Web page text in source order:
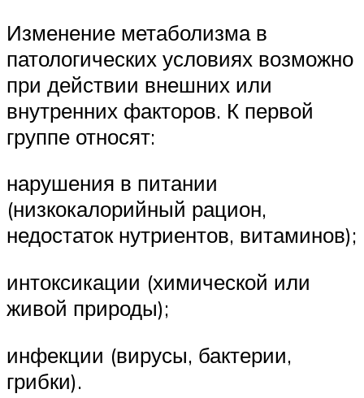
Изменение метаболизма в
патологических условиях возможно
при действии внешних или
внутренних факторов. К первой
группе относят:
нарушения в питании
(низкокалорийный рацион,
недостаток нутриентов, витаминов);
интоксикации (химической или
живой природы);
инфекции (вирусы, бактерии,
грибки).